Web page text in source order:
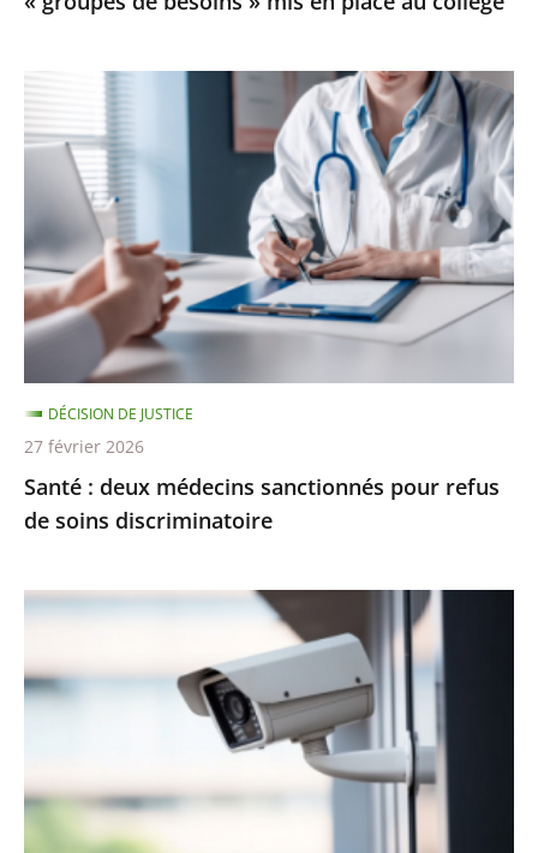
place
collège
:
deux
médecins
sanctionnés
pour
refus
de
soins
discriminatoire
Santé : deux médecins sanctionnés pour refus
de soins discriminatoire
DÉCISION DE JUSTICE
27 février 2026
le
traitement
images